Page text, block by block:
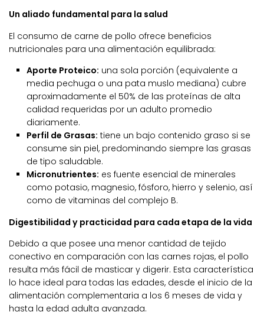
Un aliado fundamental para la salud
El consumo de carne de pollo ofrece beneficios
nutricionales para una alimentación equilibrada:
Aporte Proteico: una sola porción (equivalente a
media pechuga o una pata muslo mediana) cubre
aproximadamente el 50% de las proteínas de alta
calidad requeridas por un adulto promedio
diariamente.
Perfil de Grasas: tiene un bajo contenido graso si se
consume sin piel, predominando siempre las grasas
de tipo saludable.
Micronutrientes: es fuente esencial de minerales
como potasio, magnesio, fósforo, hierro y selenio, así
como de vitaminas del complejo B.
Digestibilidad y practicidad para cada etapa de la vida
Debido a que posee una menor cantidad de tejido
conectivo en comparación con las carnes rojas, el pollo
resulta más fácil de masticar y digerir. Esta característica
lo hace ideal para todas las edades, desde el inicio de la
alimentación complementaria a los 6 meses de vida y
hasta la edad adulta avanzada.